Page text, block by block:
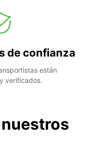
de confianza
están
verificados.